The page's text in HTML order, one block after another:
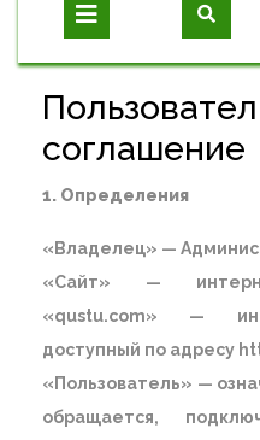
Open
Button
соглашение
1. Определения
«Владелец» —
«Сайт» —
«qustu.com» —
доступный по адресу
«Пользователь» —
обращается,